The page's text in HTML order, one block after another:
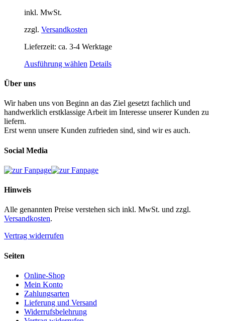
inkl. MwSt.
zzgl. Versandkosten
Lieferzeit: ca. 3-4 Werktage
Ausführung wählen Dieses
Varianten
auf.
Die
Optionen
können
gewählt
Details
Über uns
Wir haben uns von Beginn an das Ziel gesetzt fachlich und
handwerklich erstklassige Arbeit im Interesse unserer Kunden zu
liefern.
Erst wenn unsere Kunden zufrieden sind, sind wir es auch.
Social Media
Hinweis
Alle genannten Preise verstehen sich inkl. MwSt. und zzgl.
Versandkosten.
Vertrag widerrufen
Seiten
Online-Shop
Mein Konto
Zahlungsarten
Lieferung und Versand
Widerrufsbelehrung